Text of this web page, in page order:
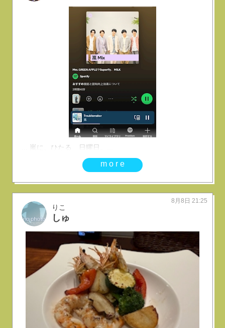
... 嵐に、ひたる 日曜日。...
more
りこ
しゅ
8月8日 21:25